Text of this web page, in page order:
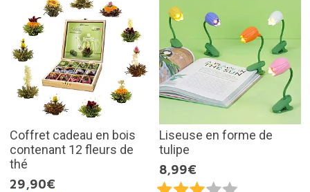
Coffret cadeau en bois
contenant 12 fleurs de
thé
29,90€
Liseuse en forme de
tulipe
8,99€